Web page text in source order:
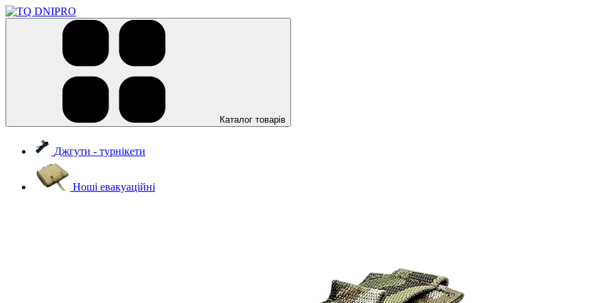
Каталог товарів
Джгути - турнікети
Ноші евакуаційні